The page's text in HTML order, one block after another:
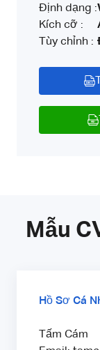
Định dạng :
Kích cỡ :
Tùy chỉnh :
Mẫu
Hồ Sơ Cá
Tấm Cám